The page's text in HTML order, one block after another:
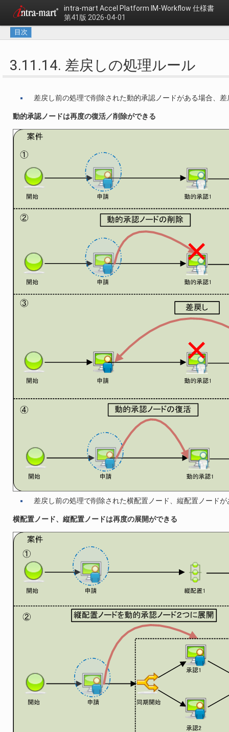
intra-mart Accel Platform IM-Workflow 仕様書
第41版 2026-04-01
目次
3.11.14. 差戻しの処理ルール
差戻し前の処理で削除された動的承認ノードがある場合、
動的承認ノードは再度の復活／削除ができる
差戻し前の処理で削除された横配置ノード、縦配置ノード
横配置ノード、縦配置ノードは再度の展開ができる